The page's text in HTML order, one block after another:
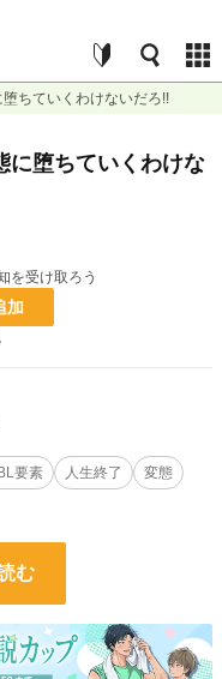
ちていくわけないだろ!!
に堕ちていくわけな
を受け取ろう
加
要素 人生終了
変態
む